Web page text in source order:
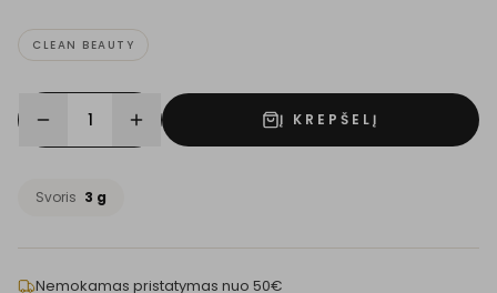
CLEAN BEAUTY
1 Į KREPŠELĮ
Svoris 3 g
Nemokamas pristatymas nuo 50€